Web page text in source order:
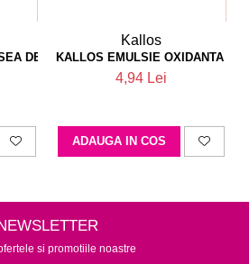
DE PAR 6M
Kallos
KALLOS EMULSIE OXIDANTA
4,94 Lei
ADAUGA IN COS
si promotiile noastre